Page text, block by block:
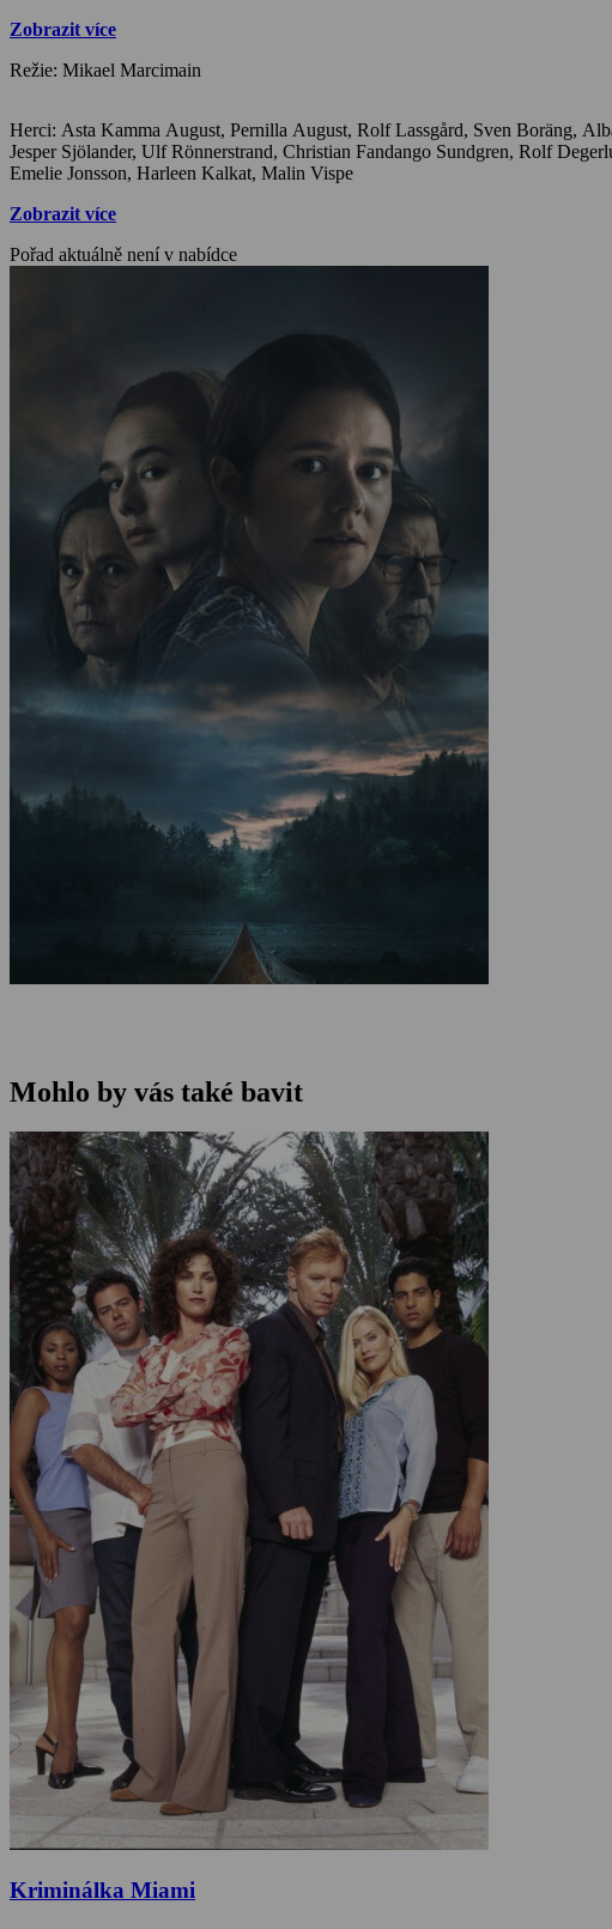
Zobrazit více
Režie: Mikael Marcimain
Herci: Asta Kamma August, Pernilla August, Rolf Lassgård, Sven Boräng, Alba August, Alva Adermark, Liam Gabrielsson Lövbrand, Erik Ehn, Liv Mjönes, Magnus Krepper, Alma Pöysti, Lucas Grimstedt,
Jesper Sjölander, Ulf Rönnerstrand, Christian Fandango Sundgren, Rolf Degerlund, William Beijer, Albert Berglund, Linda Wincent, Cecilia Nilsson, Ingmar Virta, Nathalie Williamsdotter, Kalle Lagerström,
Emelie Jonsson, Harleen Kalkat, Malin Vispe
Zobrazit více
Pořad aktuálně není v nabídce
Mohlo by vás také bavit
Kriminálka Miami